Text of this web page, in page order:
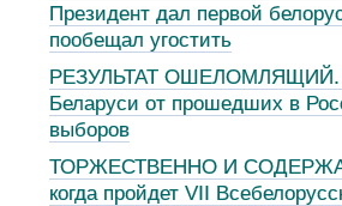
Президент дал первой
пообещал угостить
РЕЗУЛЬТАТ ОШЕЛОМЛЯЩИЙ.
Беларуси от прошедших в
выборов
ТОРЖЕСТВЕННО И
когда пройдет VII